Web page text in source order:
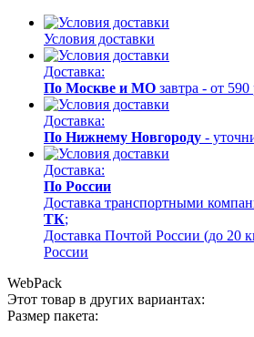
Условия доставки
Доставка:
По Москве и МО завтра - от
Доставка:
По Нижнему Новгороду -
Доставка:
По России
Доставка транспортными
ТК;
Доставка Почтой России (до 20
России
WebPack
Этот товар в других вариантах:
Размер пакета: